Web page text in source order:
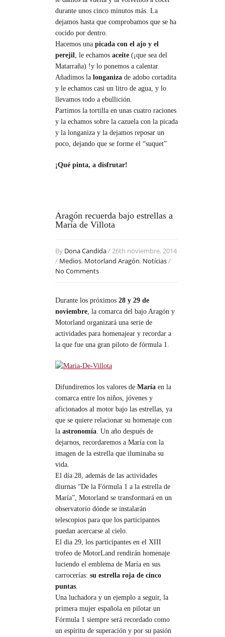
durante unos cinco minutos más. La
dejamos hasta que comprobamos que se ha
cocido por dentro.
Hacemos una picada con el ajo y el
perejil, le echamos aceite (¡que sea del
Matarraña) !y lo ponemos a calentar.
Añadimos la longaniza de adobo cortadita
y le echamos casi un litro de agua, y lo
llevamos todo a ebullición.
Partimos la tortilla en unas cuatro raciones
y la echamos sobre la cazuela con la picada
y la longaniza y la dejamos reposar un
poco, dejando que se forme el “suquet”
¡Qué pinta, a disfrutar!
Aragón recuerda bajo estrellas a
María de Villota
By Dona Candida/ 26th noviembre, 2014
/ Medios, Motorland Aragón, Notícias/
No Comments
Durante los próximos 28 y 29 de
noviembre, la comarca del bajo Aragón y
Motorland organizará una serie de
actividades para homenajear y recordar a
la que fue una gran piloto de fórmula 1.
Difundiremos los valores de María en la
comarca entre los niños, jóvenes y
aficionados al motor bajo las estrellas, ya
que se quiere relacionar su homenaje con
la astronomía. Un año después de
dejarnos, recordaremos a María con la
imagen de la estrella que iluminaba su
vida.
El día 28, además de las actividades
diurnas “De la Fórmula 1 a la estrella de
María”, Motorland se transformará en un
observatorio dónde se instalarán
telescopios para que los participantes
puedan acercarse al cielo.
El dia 29, los participantes en el XIII
trofeo de MotorLand rendirán homenaje
luciendo el emblema de María en sus
carrocerías: su estrella roja de cinco
puntas.
Una luchadora y un ejemplo a seguir, la
primera mujer española en pilotar un
Fórmula 1 siempre será recordado como
un espíritu de superación y por su pasión